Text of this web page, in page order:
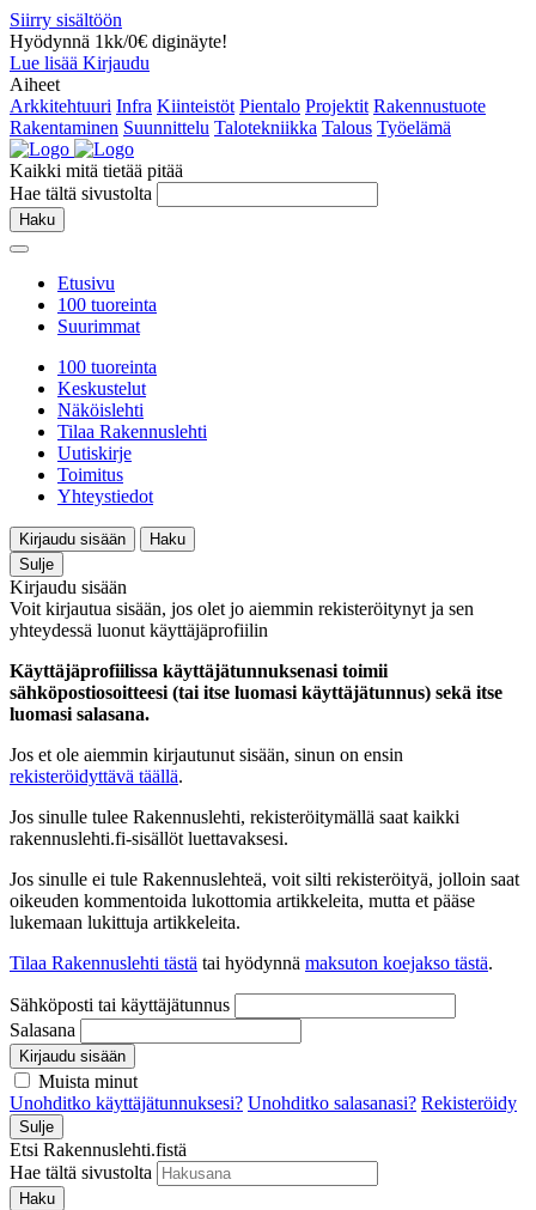
Siirry sisältöön
Hyödynnä 1kk/0€ diginäyte!
Lue lisää Kirjaudu
Aiheet
Arkkitehtuuri Infra Kiinteistöt Pientalo Projektit Rakennustuote
Rakentaminen Suunnittelu Talotekniikka Talous Työelämä
Kaikki mitä tietää pitää
Hae tältä sivustolta
Haku
Etusivu
100 tuoreinta
Suurimmat
100 tuoreinta
Keskustelut
Näköislehti
Tilaa Rakennuslehti
Uutiskirje
Toimitus
Yhteystiedot
Kirjaudu sisään
Haku
Sulje
Kirjaudu sisään
Voit kirjautua sisään, jos olet jo aiemmin rekisteröitynyt ja sen
yhteydessä luonut käyttäjäprofiilin
Käyttäjäprofiilissa käyttäjätunnuksenasi toimii
sähköpostiosoitteesi (tai itse luomasi käyttäjätunnus) sekä itse
luomasi salasana.
Jos et ole aiemmin kirjautunut sisään, sinun on ensin
rekisteröidyttävä täällä.
Jos sinulle tulee Rakennuslehti, rekisteröitymällä saat kaikki
rakennuslehti.fi-sisällöt luettavaksesi.
Jos sinulle ei tule Rakennuslehteä, voit silti rekisteröityä, jolloin saat
oikeuden kommentoida lukottomia artikkeleita, mutta et pääse
lukemaan lukittuja artikkeleita.
Tilaa Rakennuslehti tästä tai hyödynnä maksuton koejakso tästä.
Sähköposti tai käyttäjätunnus
Salasana
Kirjaudu sisään
Muista minut
Unohditko käyttäjätunnuksesi? Unohditko salasanasi? Rekisteröidy
Sulje
Etsi Rakennuslehti.fistä
Hae tältä sivustolta
Haku